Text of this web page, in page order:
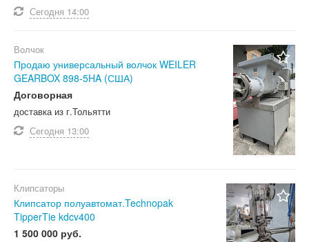
Сегодня 14:00
Волчок
Продаю универсальный волчок WEILER
GEARBOX 898-5HA (США)
Договорная
доставка из г.Тольятти
Сегодня 13:00
Клипсаторы
Клипсатор полуавтомат.Technopak
TipperTie kdcv400
1 500 000 руб.